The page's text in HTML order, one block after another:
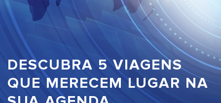
DESCUBRA 5 VIAGENS
QUE MERECEM LUGAR NA